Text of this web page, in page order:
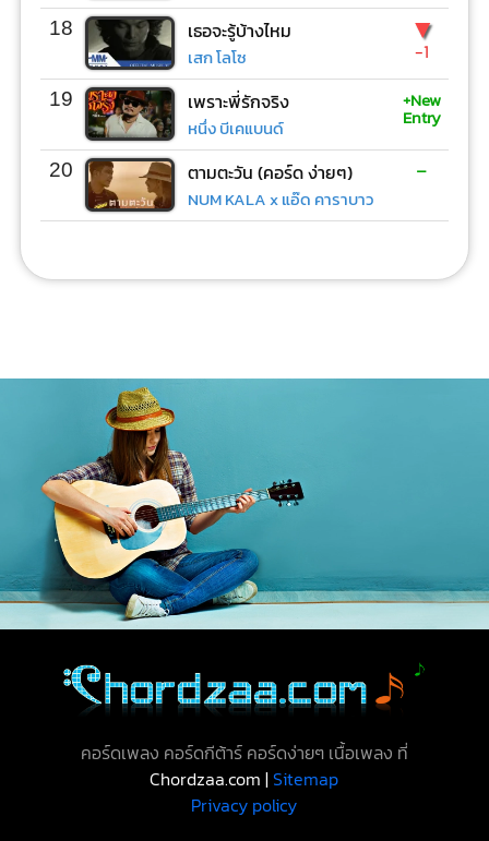
18 เธอจะรู้บ้างไหม
เสก โลโซ
▼
-1
19 เพราะพี่รักจริง
หนึ่ง บีเคแบนด์
+New
Entry
20 ตามตะวัน (คอร์ด ง่ายๆ)
NUM KALA x แอ๊ด คาราบาว
-
คอร์ดเพลง คอร์ดกีต้าร์ คอร์ดง่ายๆ เนื้อเพลง ที่
Chordzaa.com |Sitemap
Privacy policy